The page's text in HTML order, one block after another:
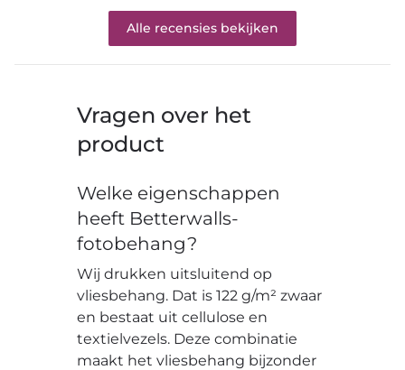
Alle recensies bekijken
Vragen over het
product
Welke eigenschappen
heeft Betterwalls-
fotobehang?
Wij drukken uitsluitend op
vliesbehang. Dat is 122 g/m² zwaar
en bestaat uit cellulose en
textielvezels. Deze combinatie
maakt het vliesbehang bijzonder